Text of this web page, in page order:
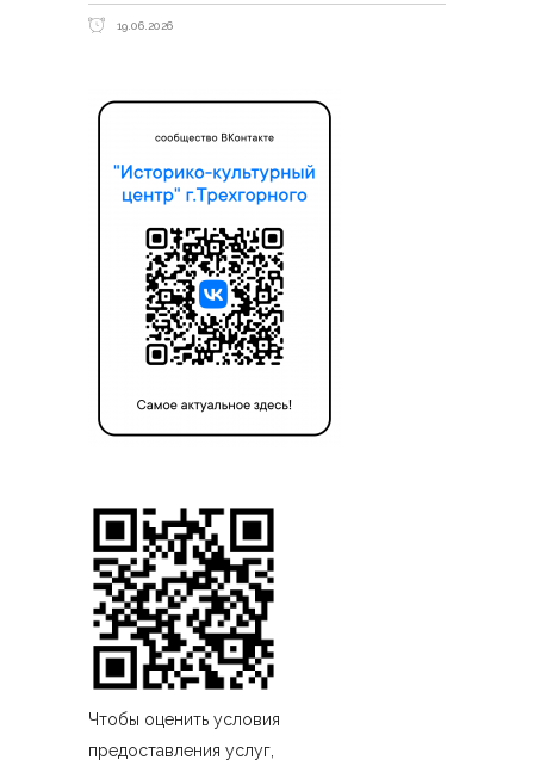
19.06.2026
Чтобы оценить условия
предоставления услуг,